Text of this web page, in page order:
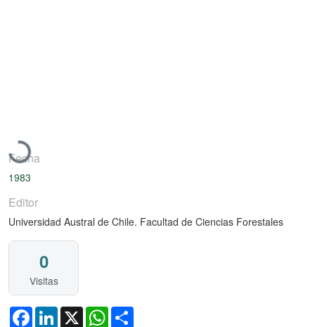
Cargando...
Fecha
1983
Editor
Universidad Austral de Chile. Facultad de Ciencias Forestales
0
Visitas
FacebookLinkedIn
X WhatsApp